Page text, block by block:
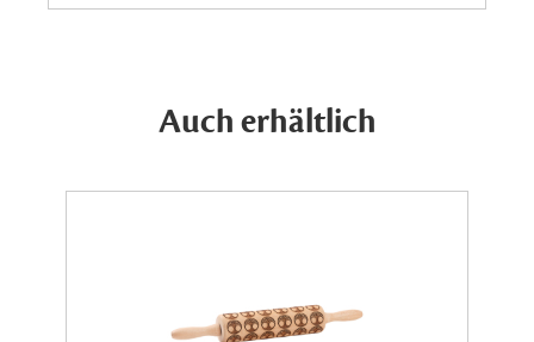
Auch erhältlich